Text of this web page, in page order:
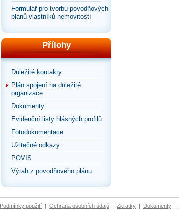
Formulář pro tvorbu povodňových
plánů vlastníků nemovitostí
Přílohy
Důležité kontakty
Plán spojení na důležité
organizace
Dokumenty
Evidenční listy hlásných profilů
Fotodokumentace
Užitečné odkazy
POVIS
Výtah z povodňového plánu
Podmínky použití | Ochrana osobních údajů | Zkratky | Dokumenty |